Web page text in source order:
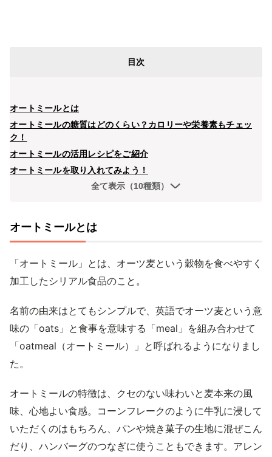
目次
オートミールとは
オートミールの糖質はどのくらい？カロリーや栄養素もチェッ
ク！
オートミールの活用レシピをご紹介
オートミールを取り入れてみよう！
全て表示（10種類）
オートミールとは
「オートミール」とは、オーツ麦という穀物を食べやすく
加工したシリアル食品のこと。
名前の由来はとてもシンプルで、英語でオーツ麦という意
味の「oats」と食事を意味する「meal」を組み合わせて
「oatmeal（オートミール）」と呼ばれるようになりまし
た。
オートミールの特徴は、クセのない味わいと麦本来の風
味、心地よい食感。コーンフレークのように牛乳に浸して
いただくのはもちろん、パンや焼き菓子の生地に混ぜこん
だり、ハンバーグのつなぎに使うこともできます。アレン